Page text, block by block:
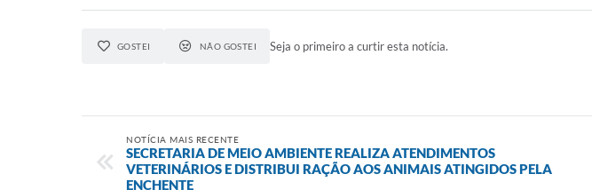
GOSTEI NÃO GOSTEI Seja o primeiro a curtir esta notícia.
NOTÍCIA MAIS RECENTE
SECRETARIA DE MEIO AMBIENTE REALIZA ATENDIMENTOS
VETERINÁRIOS E DISTRIBUI RAÇÃO AOS ANIMAIS ATINGIDOS PELA
ENCHENTE